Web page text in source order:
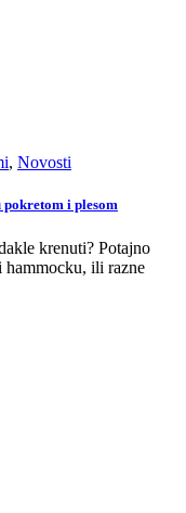
, Novosti
i plesom
krenuti? Potajno
hammocku, ili razne